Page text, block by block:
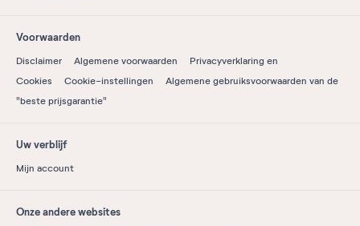
Voorwaarden
Disclaimer Algemene voorwaarden
Privacyverklaring en
Cookies
Cookie-instellingen
Algemene gebruiksvoorwaarden van de
"beste prijsgarantie"
Uw verblijf
Mijn account
Onze andere websites